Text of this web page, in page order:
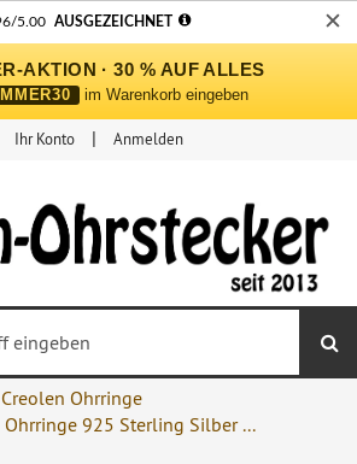
✕
AKTION · 30 % AUF ALLES
im Warenkorb eingeben
Ihr Konto Anmelden
Creolen Ohrringe
925 Sterling Silber ...